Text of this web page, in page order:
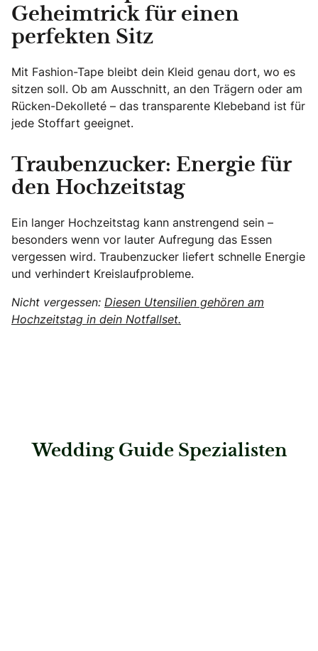
Geheimtrick für einen
perfekten Sitz
Mit Fashion-Tape bleibt dein Kleid genau dort, wo es
sitzen soll. Ob am Ausschnitt, an den Trägern oder am
Rücken-Dekolleté – das transparente Klebeband ist für
jede Stoffart geeignet.
Traubenzucker: Energie für
den Hochzeitstag
Ein langer Hochzeitstag kann anstrengend sein –
besonders wenn vor lauter Aufregung das Essen
vergessen wird. Traubenzucker liefert schnelle Energie
und verhindert Kreislaufprobleme.
Nicht vergessen: Diesen Utensilien gehören am
Hochzeitstag in dein Notfallset.
Wedding Guide Spezialisten